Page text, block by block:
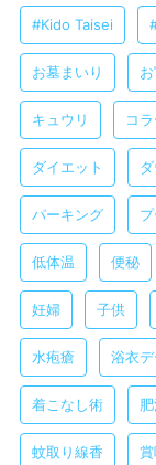
#Kido Taisei
お墓まいり
キュウリ コ
ダイエット
パーキング
低体温 便秘
妊婦 子供
水疱瘡 浴衣デ
着こなし術
蚊取り線香